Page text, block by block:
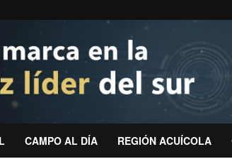
CAMPO AL DÍA REGIÓN ACUÍCOLA